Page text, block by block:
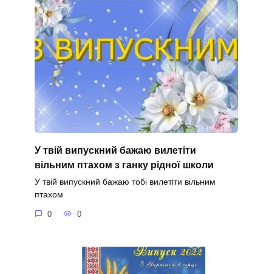
У твій випускний бажаю вилетіти
вільним птахом з ганку рідної школи
У твій випускний бажаю тобі вилетіти вільним
птахом
0 0